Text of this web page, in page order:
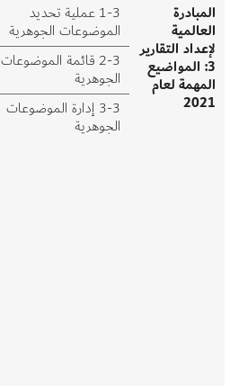
المبادرة
العالمية
لإعداد التقارير
3: المواضيع
المهمة لعام
2021
3‑1 عملية تحديد
الموضوعات الجوهرية
3‑2 قائمة الموضوعات
الجوهرية
3‑3 إدارة الموضوعات
الجوهرية